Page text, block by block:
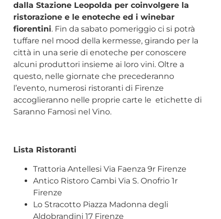
dalla Stazione Leopolda per coinvolgere la
ristorazione e le enoteche ed i winebar
fiorentini. Fin da sabato pomeriggio ci si potrà
tuffare nel mood della kermesse, girando per la
città in una serie di enoteche per conoscere
alcuni produttori insieme ai loro vini. Oltre a
questo, nelle giornate che precederanno
l’evento, numerosi ristoranti di Firenze
accoglieranno nelle proprie carte le etichette di
Saranno Famosi nel Vino.
Lista Ristoranti
Trattoria Antellesi Via Faenza 9r Firenze
Antico Ristoro Cambi Via S. Onofrio 1r
Firenze
Lo Stracotto Piazza Madonna degli
Aldobrandini 17 Firenze